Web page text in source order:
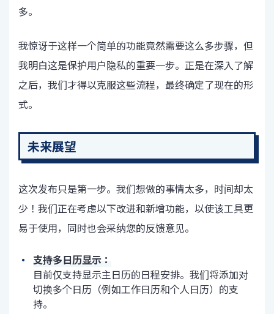
多。
我惊讶于这样一个简单的功能竟然需要这么多步骤，但
我明白这是保护用户隐私的重要一步。正是在深入了解
之后，我们才得以克服这些流程，最终确定了现在的形
式。
未来展望
这次发布只是第一步。我们想做的事情太多，时间却太
少！我们正在考虑以下改进和新增功能，以使该工具更
易于使用，同时也会采纳您的反馈意见。
支持多日历显示：
目前仅支持显示主日历的日程安排。我们将添加对
切换多个日历（例如工作日历和个人日历）的支
持。